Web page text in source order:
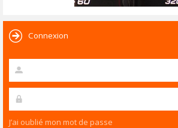
Connexion
J’ai oublié mon mot de passe